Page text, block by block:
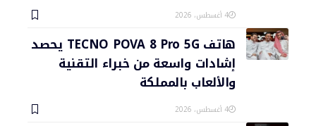
4 أغسطس، 2026
هاتف TECNO POVA 8 Pro 5G يحصد
إشادات واسعة من خبراء التقنية
والألعاب بالمملكة
4 أغسطس، 2026